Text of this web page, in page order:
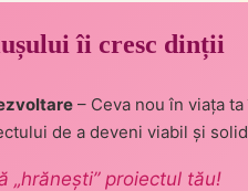
îi cresc dinții
– Ceva nou în viața
de a deveni viabil și
„hrănești” proiectul tău!